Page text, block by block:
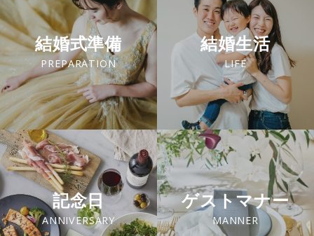
結婚式準備
PREPARATION
結婚生活
LIFE
記念日
ANNIVERSARY
ゲストマナー
MANNER